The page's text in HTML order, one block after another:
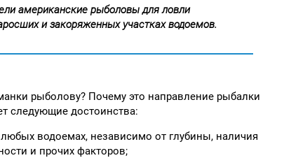
американские рыболовы для ловли
и закоряженных участках водоемов.
рыболову? Почему это направление рыбалки
следующие достоинства:
водоемах, независимо от глубины, наличия
и прочих факторов;